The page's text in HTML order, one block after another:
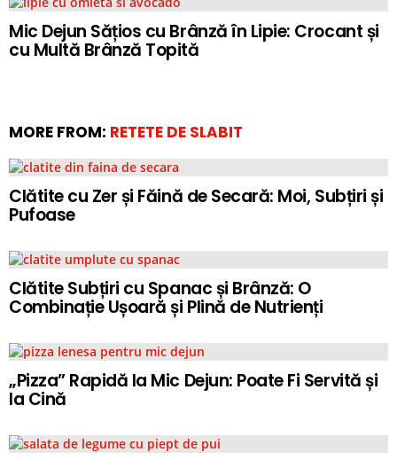
Mic Dejun Sățios cu Brânză în Lipie: Crocant și
cu Multă Brânză Topită
MORE FROM: RETETE DE SLABIT
Clătite cu Zer și Făină de Secară: Moi, Subțiri și
Pufoase
Clătite Subțiri cu Spanac și Brânză: O
Combinație Ușoară și Plină de Nutrienți
„Pizza” Rapidă la Mic Dejun: Poate Fi Servită și
la Cină